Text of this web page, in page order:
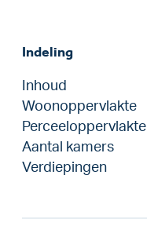
Indeling
Inhoud
Woonoppervlakte
Perceeloppervlakte
Aantal kamers
Verdiepingen